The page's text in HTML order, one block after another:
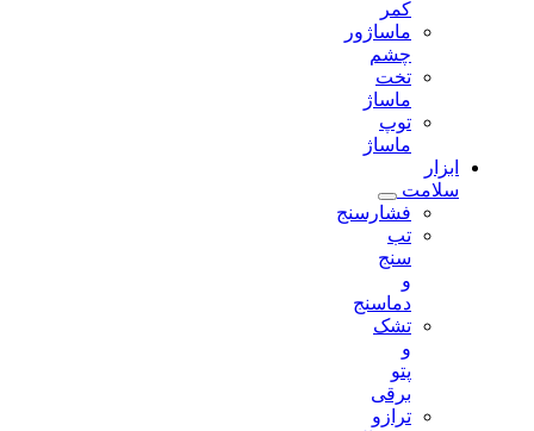
ماساژور
تخت
ماساژ
توپ
ماساژ
ابزار
سلامت
فشارسنج
دماسنج
تشک
ترازو